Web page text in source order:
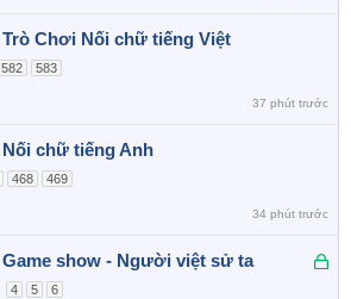
Trò Chơi Nối chữ tiếng Việt
582 583
37 phút trước
Nối chữ tiếng Anh
468 469
34 phút trước
Đ
Game show - Người việt sử ta
4 5 6